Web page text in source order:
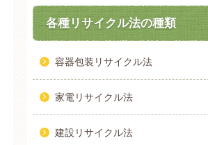
各種リサイクル法の種類
容器包装リサイクル法
家電リサイクル法
建設リサイクル法